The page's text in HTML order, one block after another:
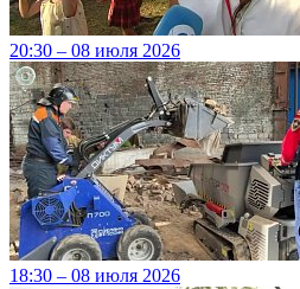
20:30 – 08 июля 2026
18:30 – 08 июля 2026